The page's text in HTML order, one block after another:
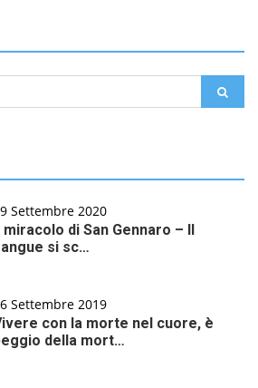
Settembre 2020
Il miracolo di San Gennaro – Il
si sc…
Settembre 2019
con la morte nel cuore, è
della mort…